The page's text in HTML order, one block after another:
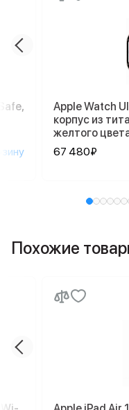
Apple Watch
корпус из
желтого
67 480₽
Похожие